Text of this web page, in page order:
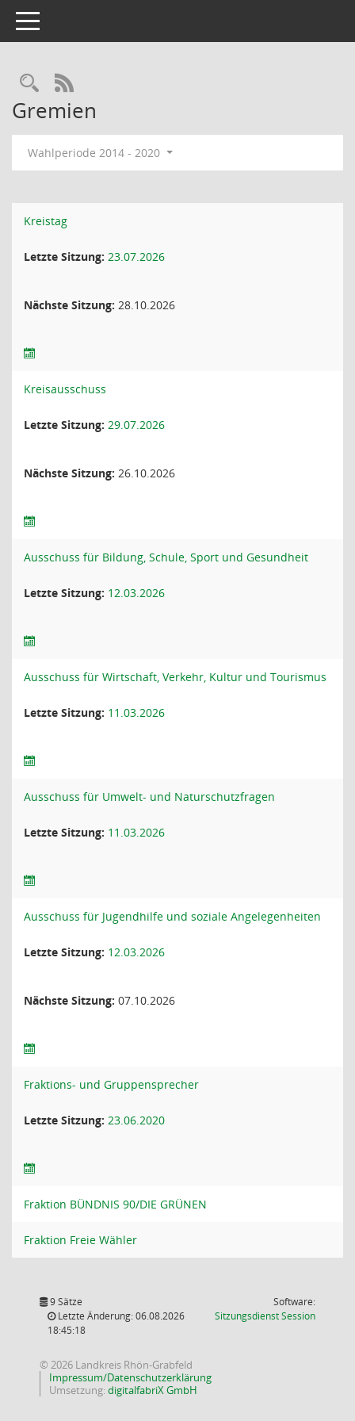
Toggle navigation
RSS-Feed
Gremien
Wahlperiode 2014 - 2020
Kreistag
Letzte Sitzung: 23.07.2026
Nächste Sitzung: 28.10.2026
Kreisausschuss
Letzte Sitzung: 29.07.2026
Nächste Sitzung: 26.10.2026
Ausschuss für Bildung, Schule, Sport und Gesundheit
Letzte Sitzung: 12.03.2026
Ausschuss für Wirtschaft, Verkehr, Kultur und Tourismus
Letzte Sitzung: 11.03.2026
Ausschuss für Umwelt- und Naturschutzfragen
Letzte Sitzung: 11.03.2026
Ausschuss für Jugendhilfe und soziale Angelegenheiten
Letzte Sitzung: 12.03.2026
Nächste Sitzung: 07.10.2026
Fraktions- und Gruppensprecher
Letzte Sitzung: 23.06.2020
Fraktion BÜNDNIS 90/DIE GRÜNEN
Fraktion Freie Wähler
9 Sätze
Letzte Änderung: 06.08.2026
18:45:18
Software:
SitzungsdienstSession(Wird in
© 2026 Landkreis Rhön-Grabfeld
Impressum/Datenschutzerklärung
Umsetzung:digitalfabriX GmbH